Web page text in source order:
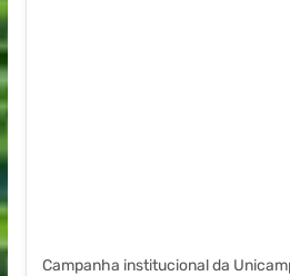
Campanha institucional da